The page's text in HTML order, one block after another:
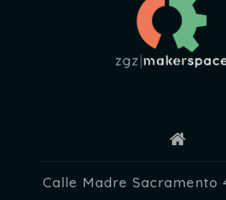
Calle Madre Sacramento